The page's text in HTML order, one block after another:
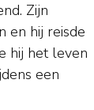
Zijn
en hij reisde
hij het leven
een
deze
als
Haagsche